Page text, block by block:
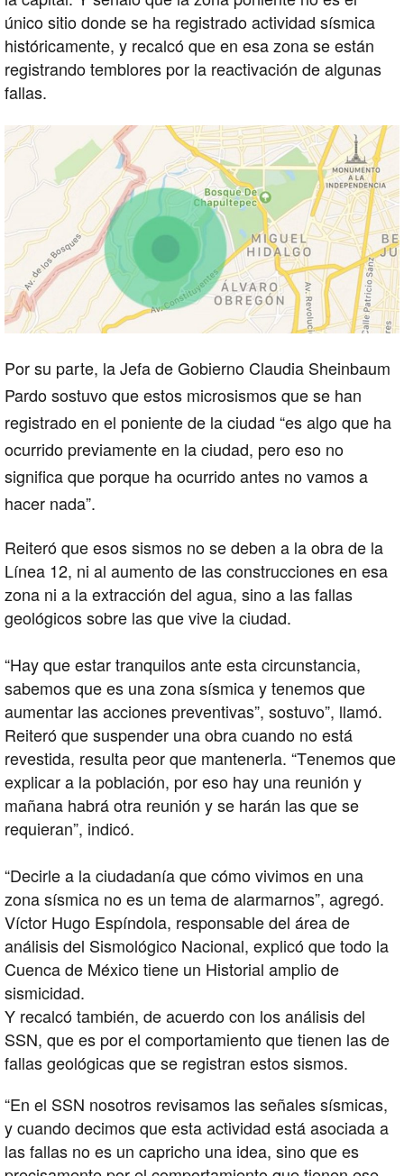
único sitio donde se ha registrado actividad sísmica
históricamente, y recalcó que en esa zona se están
registrando temblores por la reactivación de algunas
fallas.
Por su parte, la Jefa de Gobierno Claudia Sheinbaum
Pardo sostuvo que estos microsismos que se han
registrado en el poniente de la ciudad “es algo que ha
ocurrido previamente en la ciudad, pero eso no
significa que porque ha ocurrido antes no vamos a
hacer nada”.
Reiteró que esos sismos no se deben a la obra de la
Línea 12, ni al aumento de las construcciones en esa
zona ni a la extracción del agua, sino a las fallas
geológicos sobre las que vive la ciudad.
“Hay que estar tranquilos ante esta circunstancia,
sabemos que es una zona sísmica y tenemos que
aumentar las acciones preventivas”, sostuvo”, llamó.
Reiteró que suspender una obra cuando no está
revestida, resulta peor que mantenerla. “Tenemos que
explicar a la población, por eso hay una reunión y
mañana habrá otra reunión y se harán las que se
requieran”, indicó.
“Decirle a la ciudadanía que cómo vivimos en una
zona sísmica no es un tema de alarmarnos”, agregó.
Víctor Hugo Espíndola, responsable del área de
análisis del Sismológico Nacional, explicó que todo la
Cuenca de México tiene un Historial amplio de
sismicidad.
Y recalcó también, de acuerdo con los análisis del
SSN, que es por el comportamiento que tienen las de
fallas geológicas que se registran estos sismos.
“En el SSN nosotros revisamos las señales sísmicas,
y cuando decimos que esta actividad está asociada a
las fallas no es un capricho una idea, sino que es